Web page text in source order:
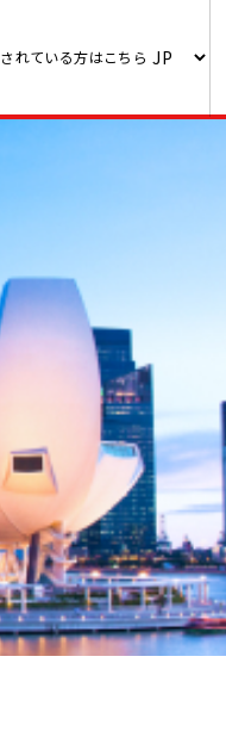
れている方はこちら